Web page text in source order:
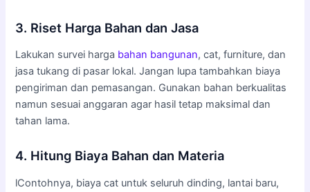
3. Riset Harga Bahan dan Jasa
Lakukan survei harga bahan bangunan, cat, furniture, dan
jasa tukang di pasar lokal. Jangan lupa tambahkan biaya
pengiriman dan pemasangan. Gunakan bahan berkualitas
namun sesuai anggaran agar hasil tetap maksimal dan
tahan lama.
4. Hitung Biaya Bahan dan Materia
lContohnya, biaya cat untuk seluruh dinding, lantai baru,